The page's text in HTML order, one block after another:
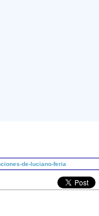
de-luciano-feria